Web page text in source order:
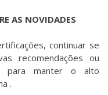
AS NOVIDADES
continuar se
recomendações ou
para manter o alto
.